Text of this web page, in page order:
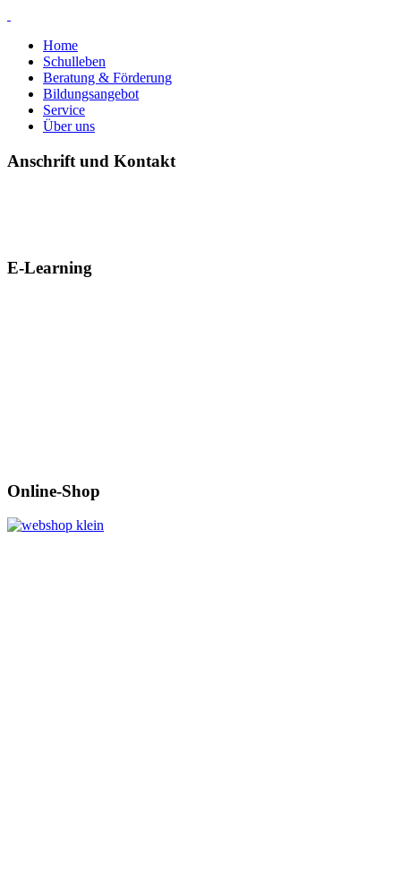
Home
Schulleben
Beratung & Förderung
Bildungsangebot
Service
Über uns
Anschrift und Kontakt
E-Learning
Online-Shop